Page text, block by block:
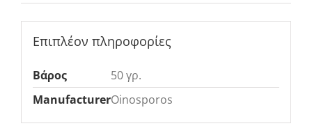
Επιπλέον πληροφορίες
Βάρος
50 γρ.
ManufacturerOinosporos